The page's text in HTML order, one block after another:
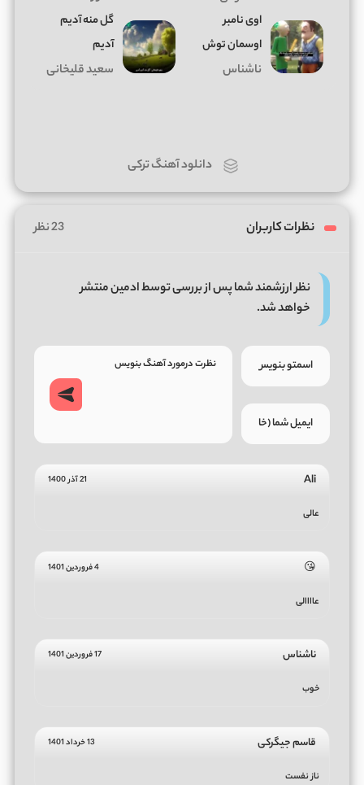
اوی نامبر
اوسمان توش
ناشناس
گل منه آدیم
آدیم
سعید قلیخانی
دانلود آهنگ ترکی
نظرات کاربران 23 نظر
نظر ارزشمند شما پس از بررسی توسط ادمین منتشر
خواهد شد.
Ali 21 آذر 1400
عالی
😘 4 فروردین 1401
عاااالی
ناشناس 17 فروردین 1401
خوب
قاسم جیگرکی 13 خرداد 1401
ناز نفست